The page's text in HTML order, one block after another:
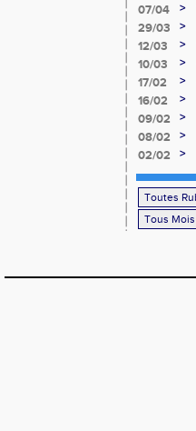
07/04
>
29/03
>
12/03
>
10/03
>
17/02
>
16/02
>
09/02
>
08/02
>
02/02
>